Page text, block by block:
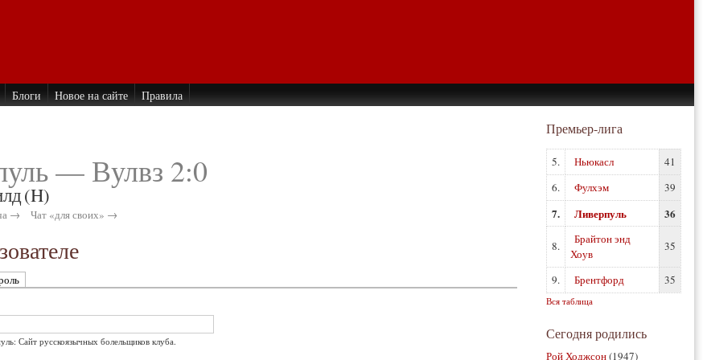
Блоги Новое на сайте Правила
— Вулвз 2:0
(H)
→ Чат «для своих» →
Сайт русскоязычных болельщиков клуба.
Премьер-лига
5. Ньюкасл
41
6.
Фулхэм 39
7. Ливерпуль 36
8.
Брайтон энд
Хоув
35
9. Брентфорд 35
Вся таблица
Сегодня родились
Рой Ходжсон(1947)